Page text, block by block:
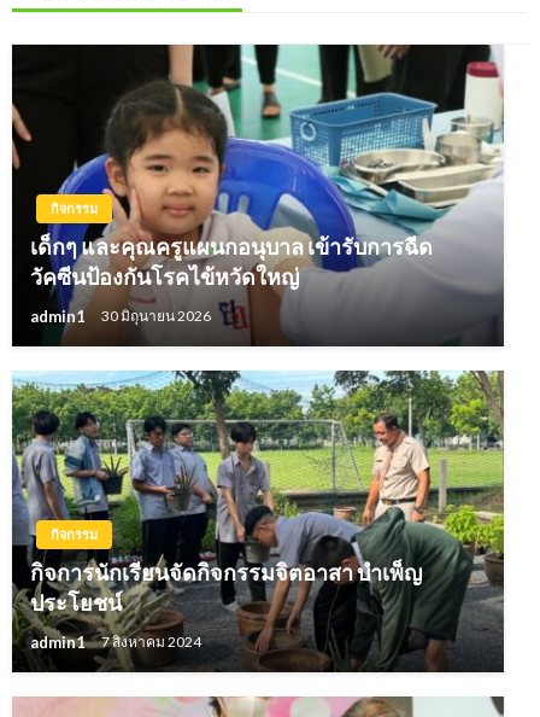
กิจกรรม
เด็กๆ และคุณครูแผนกอนุบาล เข้ารับการฉีด
วัคซีนป้องกันโรคไข้หวัดใหญ่
admin1 30 มิถุนายน 2026
กิจกรรม
กิจการนักเรียนจัดกิจกรรมจิตอาสา บำเพ็ญ
ประโยชน์
admin1 7 สิงหาคม 2024